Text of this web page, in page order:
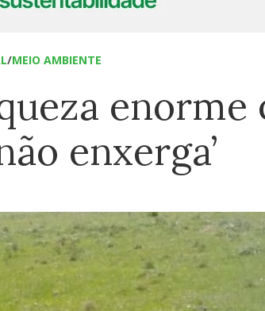
/MEIO AMBIENTE
enorme
enxerga’